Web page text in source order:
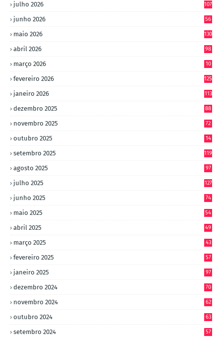
julho 2026 107
junho 2026 56
maio 2026 130
abril 2026 98
março 2026
10
fevereiro 2026 125
janeiro 2026 113
dezembro 2025 88
novembro 2025 72
outubro 2025
14
setembro 2025 119
agosto 2025 97
julho 2025 127
junho 2025 74
maio 2025 54
abril 2025 49
março 2025 43
fevereiro 2025 57
janeiro 2025 97
dezembro 2024 70
novembro 2024 62
outubro 2024 63
setembro 2024 57